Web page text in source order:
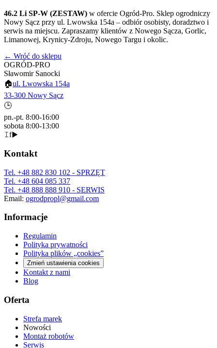
46.2 Li SP-W (ZESTAW) w ofercie Ogród-Pro. Sklep ogrodniczy
Nowy Sącz przy ul. Lwowska 154a – odbiór osobisty, doradztwo i
serwis na miejscu. Zapraszamy klientów z Nowego Sącza, Gorlic,
Limanowej, Krynicy-Zdroju, Nowego Targu i okolic.
← Wróć do sklepu
OGRÓD-PRO
Sławomir Sanocki
🏠ul. Lwowska 154a
33-300 Nowy Sącz
🕒
pn.-pt. 8:00-16:00
sobota 8:00-13:00
𝙸f▶
Kontakt
Tel. +48 882 830 102 - SPRZĘT
Tel. +48 604 085 337
Tel. +48 888 888 910 - SERWIS
Email: ogrodpropl@gmail.com
Informacje
Regulamin
Polityka prywatności
Polityka plików „cookies”
Zmień ustawienia cookies
Kontakt z nami
Blog
Oferta
Strefa marek
Nowości
Montaż robotów
Serwis